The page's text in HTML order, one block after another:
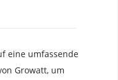
eine umfassende
Growatt, um